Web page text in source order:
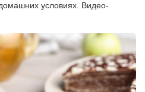
условиях. Видео-